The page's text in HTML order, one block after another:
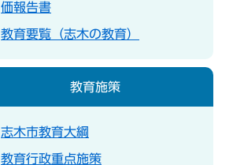
価報告書
教育要覧（志木の教育）
教育施策
志木市教育大綱
教育行政重点施策